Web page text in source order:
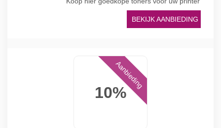
BEKIJK AANBIEDING
10%
Aanbieding